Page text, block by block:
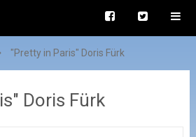
"Pretty in Paris" Doris Fürk
Doris Fürk